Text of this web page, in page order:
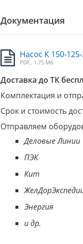
Документация
Насос К 150-
PDF, 1.75 Мб
Доставка до ТК
Комплектация и
Срок и стоимость
Отправляем
Деловые Линии
ПЭК
Кит
Энергия
и др.